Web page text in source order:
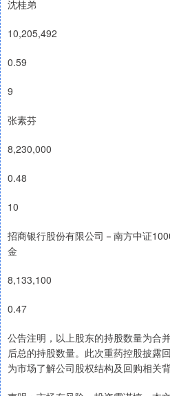
沈桂弟
10,205,492
0.59
9
张素芬
8,230,000
0.48
10
招商银行股份有限公司－南方中证
金
8,133,100
0.47
公告注明，以上股东的持股数量为合
后总的持股数量。此次重药控股披露
为市场了解公司股权结构及回购相关